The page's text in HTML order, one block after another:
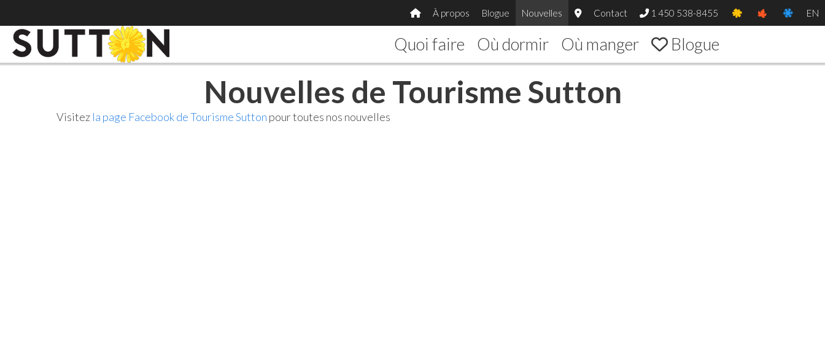
À propos Blogue Nouvelles Contact 1 450 538-8455 EN
Quoi faire Où dormir Où manger Blogue
Nouvelles de Tourisme Sutton
Visitez la page Facebook de Tourisme Sutton pour toutes nos nouvelles